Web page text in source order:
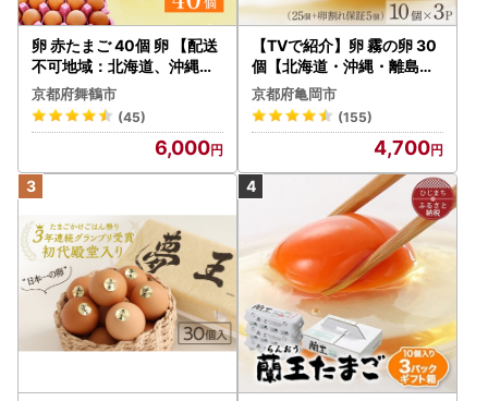
卵 赤たまご 40個 卵 【配送
不可地域：北海道、沖縄、
離島】
京都府舞鶴市
(45)
6,000
【TVで紹介】卵 霧の卵 30
個【北海道・沖縄・離島配
送不可】
京都府亀岡市
(155)
4,700